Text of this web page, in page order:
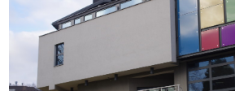
wieku temu był podkrakowską
tam budownictwo
właścicieli domów musi więc
zadbać o ogrzewanie.